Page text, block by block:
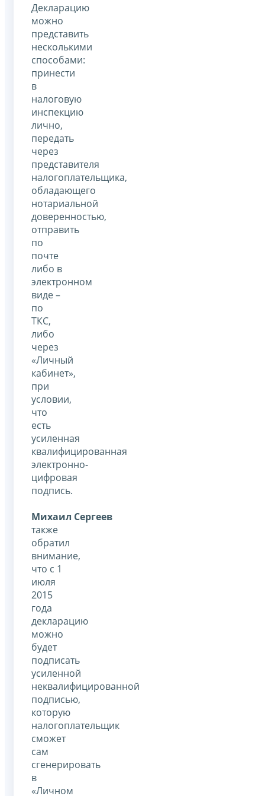
Декларацию
можно
представить
несколькими
способами:
принести
в
налоговую
инспекцию
лично,
передать
через
представителя
налогоплательщика,
обладающего
нотариальной
доверенностью,
отправить
по
почте
либо в
электронном
виде –
по
ТКС,
либо
через
«Личный
кабинет»,
при
условии,
что
есть
усиленная
квалифицированная
электронно-
цифровая
подпись.
Михаил Сергеев
также
обратил
внимание,
что с 1
июля
2015
года
декларацию
можно
будет
подписать
усиленной
неквалифицированной
подписью,
которую
налогоплательщик
сможет
сам
сгенерировать
в
«Личном